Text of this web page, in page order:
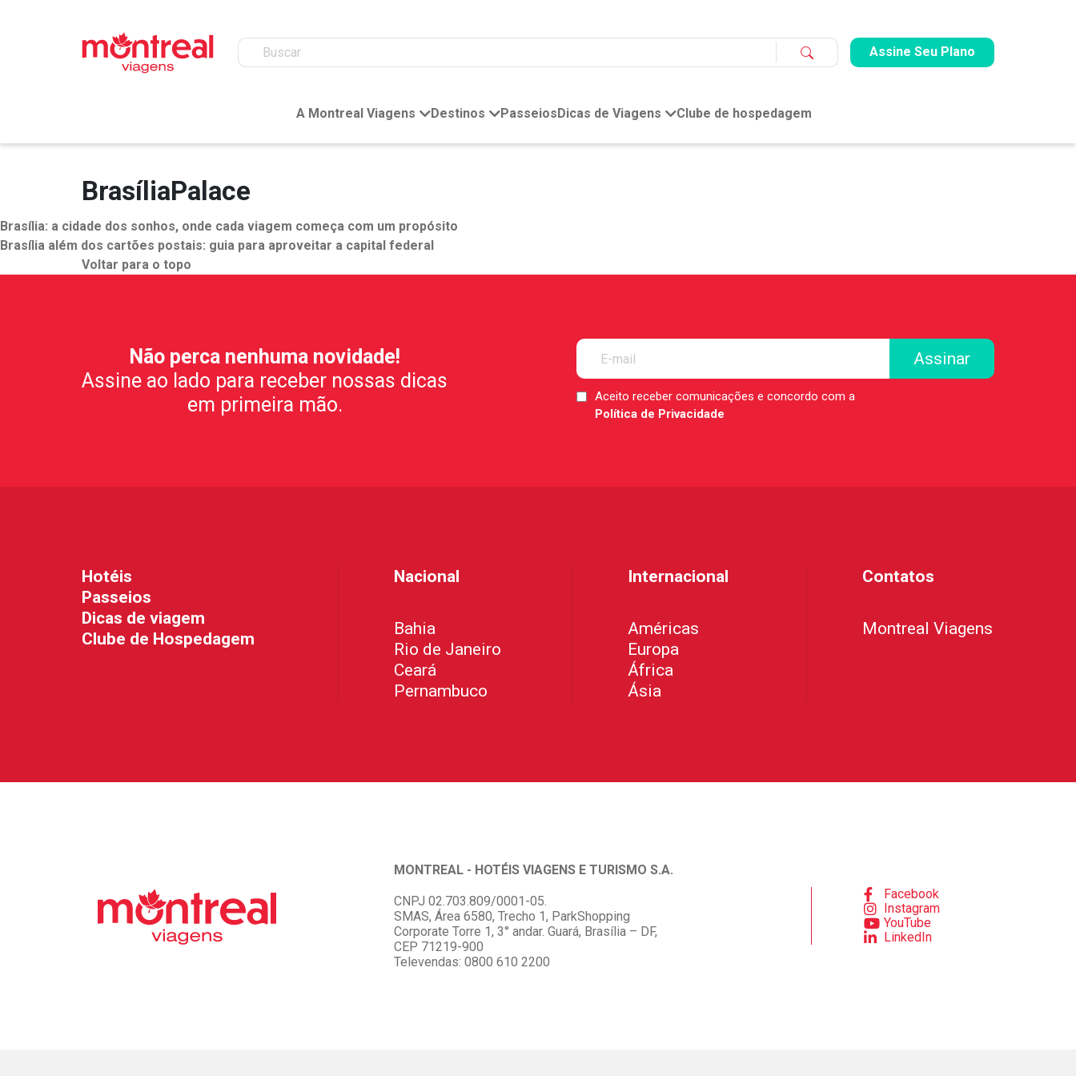
Assine Seu Plano
A Montreal Viagens Destinos Passeios Dicas de Viagens Clube de hospedagem
BrasíliaPalace
Brasília: a cidade dos sonhos, onde cada viagem começa com um propósito
Brasília além dos cartões postais: guia para aproveitar a capital federal
Voltar para o topo
Não perca nenhuma novidade!
Assine ao lado para receber nossas dicas
em primeira mão.
LGPDAceito receber comunicações e concordo com a
Política de Privacidade
Hotéis
Passeios
Dicas de viagem
Clube de Hospedagem
Nacional
Bahia
Rio de Janeiro
Ceará
Pernambuco
Internacional
Américas
Europa
África
Ásia
Contatos
Montreal Viagens
MONTREAL - HOTÉIS VIAGENS E TURISMO S.A.
CNPJ 02.703.809/0001-05.
SMAS, Área 6580, Trecho 1, ParkShopping
Corporate Torre 1, 3° andar. Guará, Brasília – DF,
CEP 71219-900
Televendas: 0800 610 2200
Facebook
Instagram
YouTube
LinkedIn